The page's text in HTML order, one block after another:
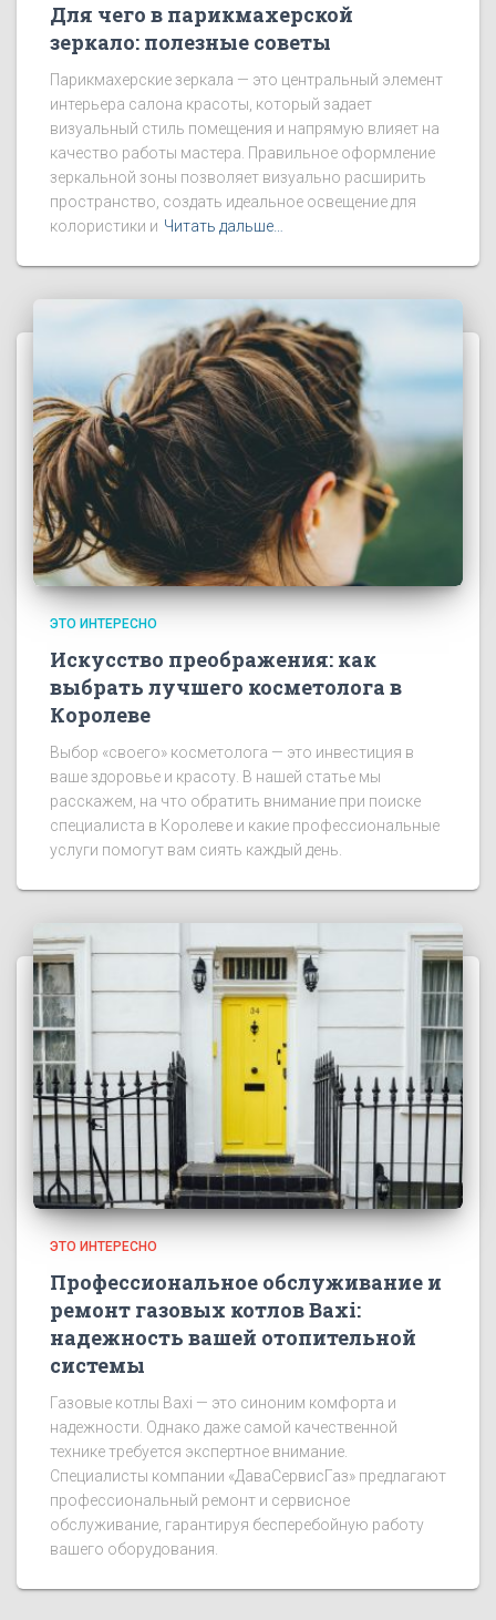
Для чего в парикмахерской
зеркало: полезные советы
Парикмахерские зеркала — это центральный элемент
интерьера салона красоты, который задает
визуальный стиль помещения и напрямую влияет на
качество работы мастера. Правильное оформление
зеркальной зоны позволяет визуально расширить
пространство, создать идеальное освещение для
колористики и Читать дальше…
ЭТО ИНТЕРЕСНО
Искусство преображения: как
выбрать лучшего косметолога в
Королеве
Выбор «своего» косметолога — это инвестиция в
ваше здоровье и красоту. В нашей статье мы
расскажем, на что обратить внимание при поиске
специалиста в Королеве и какие профессиональные
услуги помогут вам сиять каждый день.
ЭТО ИНТЕРЕСНО
Профессиональное обслуживание и
ремонт газовых котлов Baxi:
надежность вашей отопительной
системы
Газовые котлы Baxi — это синоним комфорта и
надежности. Однако даже самой качественной
технике требуется экспертное внимание.
Специалисты компании «ДаваСервисГаз» предлагают
профессиональный ремонт и сервисное
обслуживание, гарантируя бесперебойную работу
вашего оборудования.